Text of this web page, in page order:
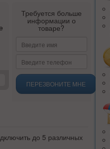
Требуется больше
информации о
товаре?
ПЕРЕЗВОНИТЕ МНЕ
до 5 различных